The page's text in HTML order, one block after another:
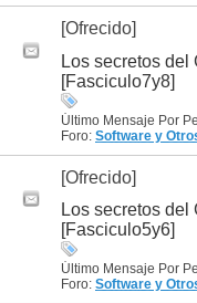
[Ofrecido]
Los secretos del
[Fasciculo7y8]
Último Mensaje Por
Foro: Software y
[Ofrecido]
Los secretos del
[Fasciculo5y6]
Último Mensaje Por
Foro: Software y